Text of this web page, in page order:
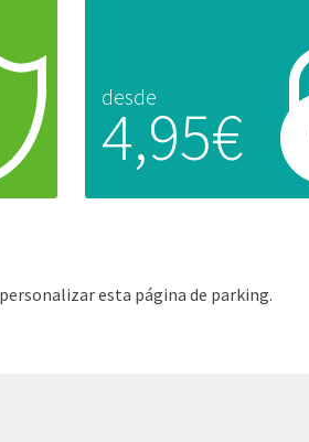
desde
4,95€
esta página de parking.